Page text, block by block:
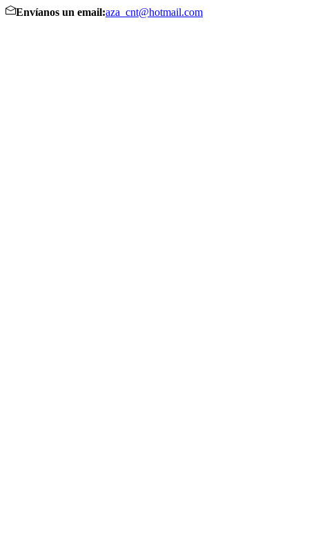
Envíanos un email:aza_cnt@hotmail.com